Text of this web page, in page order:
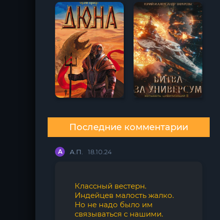
Последние комментарии
А А.П. 18.10.24
Классный вестерн.
Индейцев малость жалко.
Но не надо было им
связываться с нашими.